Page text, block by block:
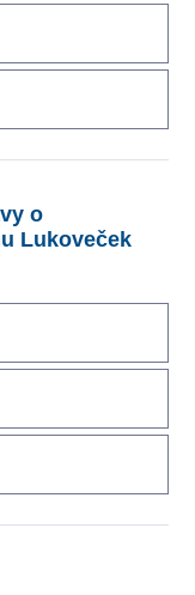
o
Lukoveček